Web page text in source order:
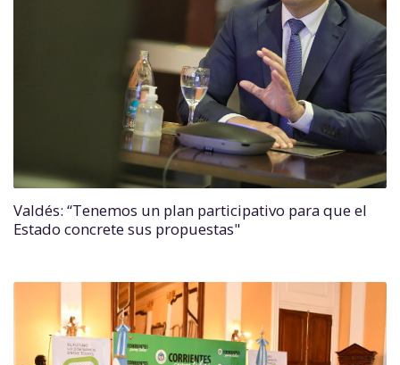
Valdés: “Tenemos un plan participativo para que el
Estado concrete sus propuestas"